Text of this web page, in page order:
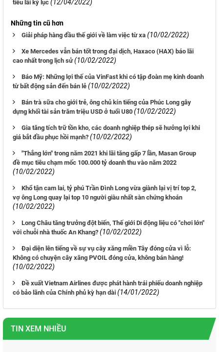
tiêu lãi kỷ lục (12/04/2022)
Những tin cũ hơn
Giải pháp hàng đầu thế giới về làm việc từ xa (10/02/2022)
Xe Mercedes vẫn bán tốt trong đại dịch, Haxaco (HAX) báo lãi
cao nhất trong lịch sử (10/02/2022)
Báo Mỹ: Những lợi thế của VinFast khi có tập đoàn mẹ kinh doanh
từ bất động sản đến bán lẻ (10/02/2022)
Bán trà sữa cho giới trẻ, ông chủ kín tiếng của Phúc Long gây
dựng khối tài sản trăm triệu USD ở tuổi U80 (10/02/2022)
Gia tăng tích trữ tồn kho, các doanh nghiệp thép sẽ hưởng lợi khi
giá bắt đầu phục hồi mạnh? (10/02/2022)
"Thắng lớn" trong năm 2021 khi lãi tăng gấp 7 lần, Masan Group
đề mục tiêu chạm mốc 100.000 tỷ doanh thu vào năm 2022
(10/02/2022)
Khổ tận cam lai, tỷ phú Trần Đình Long vừa giành lại vị trí top 2,
vợ ông Long quay lại top 10 người giàu nhất sàn chứng khoán
(10/02/2022)
Long Châu tăng trưởng đột biến, Thế giới Di động liệu có "chơi lớn"
với chuỗi nhà thuốc An Khang? (10/02/2022)
Đại diện lên tiếng về sự vụ cây xăng miền Tây đóng cửa vì lỗ:
Không có chuyện cây xăng PVOIL đóng cửa, không bán hàng!
(10/02/2022)
Đề xuất Vietnam Airlines được phát hành trái phiếu doanh nghiệp
có bảo lãnh của Chính phủ kỳ hạn dài (14/01/2022)
TIN XEM NHIỀU